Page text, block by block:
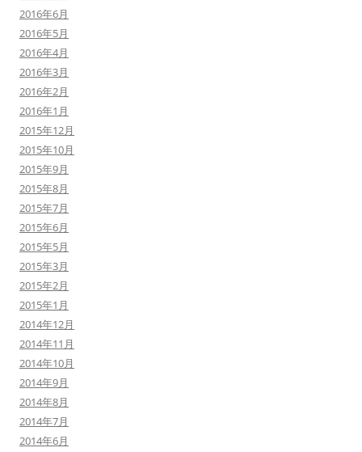
2016年6月
2016年5月
2016年4月
2016年3月
2016年2月
2016年1月
2015年12月
2015年10月
2015年9月
2015年8月
2015年7月
2015年6月
2015年5月
2015年3月
2015年2月
2015年1月
2014年12月
2014年11月
2014年10月
2014年9月
2014年8月
2014年7月
2014年6月